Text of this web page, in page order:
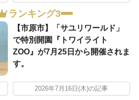
ランキング3
【市原市】「サユリワールド」
で特別開園『トワイライト
ZOO』が7月25日から開催されま
す。
2026年7月16日(木)の記事